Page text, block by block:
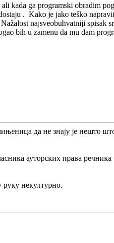
kada ga programski obradim
. Kako je jako teško
najsveobuhvatniji spisak
bih u zamenu da mu dam
да не знају је нешто
ауторских права речника
руку некултурно.